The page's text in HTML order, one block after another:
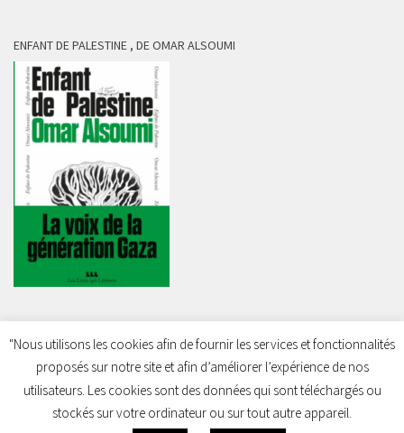
ENFANT DE PALESTINE , DE OMAR ALSOUMI
Charleroi Pour la Palestine © 2026. Tous droits réservés.
"Nous utilisons les cookies afin de fournir les services et fonctionnalités
proposés sur notre site et afin d’améliorer l’expérience de nos
utilisateurs. Les cookies sont des données qui sont téléchargés ou
stockés sur votre ordinateur ou sur tout autre appareil.